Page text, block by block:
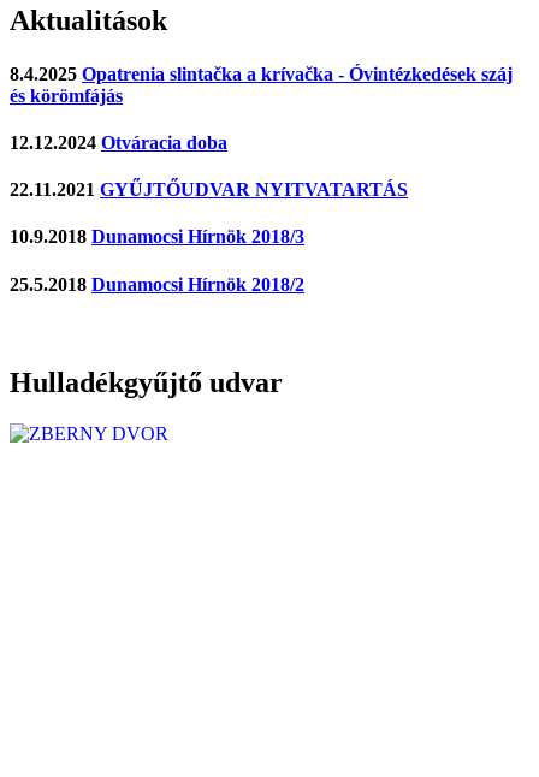
Aktualitások
8.4.2025 Opatrenia slintačka a krívačka - Óvintézkedések száj
és körömfájás
12.12.2024 Otváracia doba
22.11.2021 GYŰJTŐUDVAR NYITVATARTÁS
10.9.2018 Dunamocsi Hírnök 2018/3
25.5.2018 Dunamocsi Hírnök 2018/2
Hulladékgyűjtő udvar